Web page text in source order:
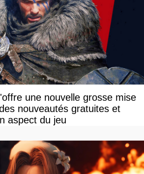
une nouvelle grosse mise
nouveautés gratuites et
aspect du jeu